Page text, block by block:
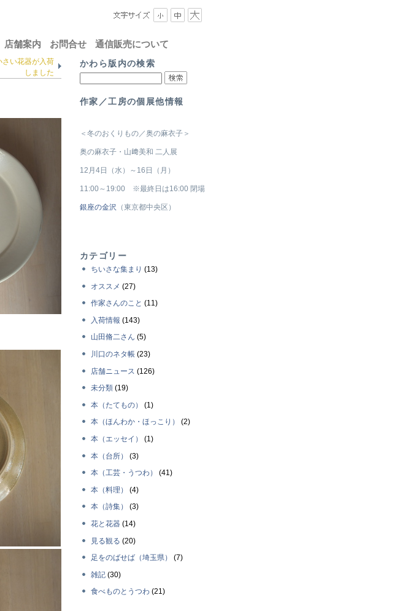
店舗案内 お問合せ 通信販売について
さい花器が入荷
しました
かわら版内の検索
作家／工房の個展他情報
＜冬のおくりもの／奥の麻衣子＞
奥の麻衣子・山﨑美和 二人展
12月4日（水）～16日（月）
11:00～19:00 ※最終日は16:00 閉場
銀座の金沢 （東京都中央区）
カテゴリー
ちいさな集まり (13)
オススメ (27)
作家さんのこと (11)
入荷情報 (143)
山田脩二さん (5)
川口のネタ帳 (23)
店舗ニュース (126)
未分類 (19)
本（たてもの）
(1)
本（ほんわか・ほっこり）
(2)
本（エッセイ）
(1)
本（台所）
(3)
本（工芸・うつわ）
(41)
本（料理）
(4)
本（詩集）
(3)
花と花器 (14)
見る観る (20)
足をのばせば（埼玉県）
(7)
雑記 (30)
食べものとうつわ (21)